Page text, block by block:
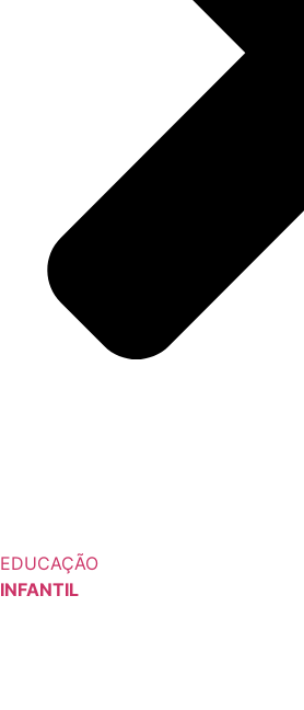
EDUCAÇÃO
INFANTIL